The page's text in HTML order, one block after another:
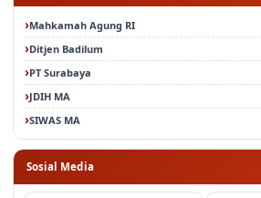
Mahkamah Agung RI
Ditjen Badilum
PT Surabaya
JDIH MA
SIWAS MA
Sosial Media